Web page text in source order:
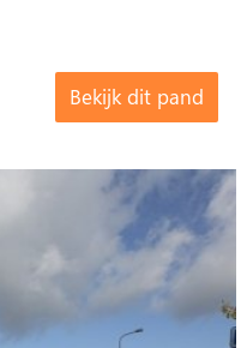
Bekijk dit pand